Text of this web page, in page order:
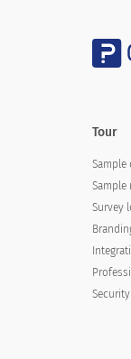
Tour
Sample
Sample
Survey
Security